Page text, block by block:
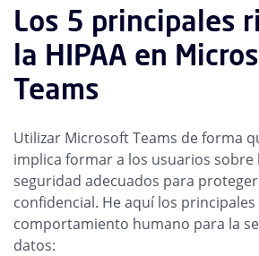
Los 5 principales
la HIPAA en
Teams
Utilizar Microsoft Teams de forma
implica formar a los usuarios sobre
seguridad adecuados para
confidencial. He aquí los
comportamiento humano para la
datos: